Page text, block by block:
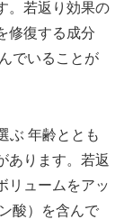
。若返り効果の
修復する成分
でいることが
ぶ 年齢ととも
あります。若返
リュームをアッ
酸）を含んで